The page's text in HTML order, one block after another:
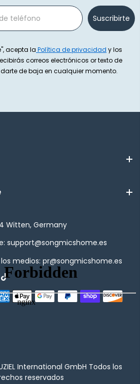
Suscribirte
acepta la Política de privacidad y los
correos electrónicos or texto de
darte de baja en cualquier momento.
Witten, Germany
support@songmicshome.es
medios: pr@songmicshome.es
International GmbH Todos los
reservados